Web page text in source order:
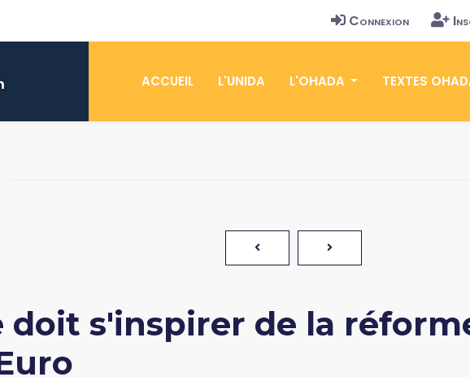
Connexion
ACCUEIL L'UNIDA L'OHADA TEXTES
doit s'inspirer de la